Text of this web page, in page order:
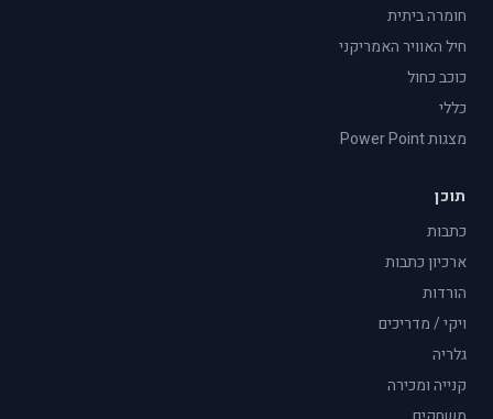
חומרה ביתית
חיל האוויר האמריקני
כוכב כחול
כללי
מצגות Power Point
תוכן
כתבות
ארכיון כתבות
הורדות
ויקי / מדריכים
גלריה
קנייה ומכירה